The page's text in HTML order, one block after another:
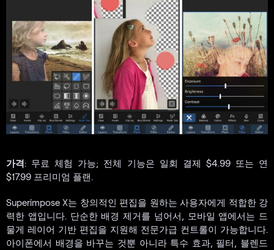
가격: 무료 체험 가능; 전체 기능은 일회 결제 $4.99 또는 연
$17.99 프리미엄 플랜.
Superimpose X는 창의적인 편집을 원하는 사용자에게 적합한 강
력한 앱입니다. 단순한 배경 제거를 넘어서, 모바일 앱에서는 드
물게 레이어 기반 편집을 지원해 전문가급 컨트롤이 가능합니다.
아이폰에서 배경을 바꾸는 것뿐 아니라 특수 효과, 필터, 블렌드